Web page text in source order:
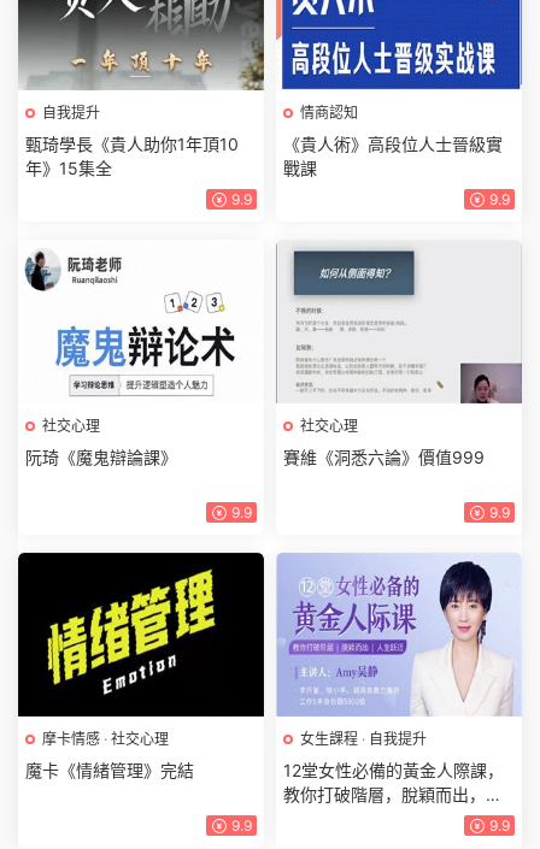
自我提升
甄琦學長《貴人助你1年頂10
年》15集全
9.9
情商認知
《貴人術》高段位人士晉級實
戰課
9.9
社交心理
阮琦《魔鬼辯論課》
9.9
社交心理
賽維《洞悉六論》價值999
9.9
摩卡情感 · 社交心理
魔卡《情緒管理》完結
9.9
女生課程 · 自我提升
12堂女性必備的黃金人際課，
教你打破階層，脫穎而出，人
9.9